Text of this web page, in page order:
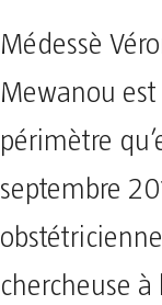
Médessè
Mewanou
périmètre
septembre
chercheuse à